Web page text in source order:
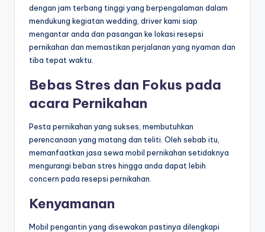
dengan jam terbang tinggi yang berpengalaman dalam
mendukung kegiatan wedding, driver kami siap
mengantar anda dan pasangan ke lokasi resepsi
pernikahan dan memastikan perjalanan yang nyaman dan
tiba tepat waktu.
Bebas Stres dan Fokus pada
acara Pernikahan
Pesta pernikahan yang sukses, membutuhkan
perencanaan yang matang dan teliti. Oleh sebab itu,
memanfaatkan jasa sewa mobil pernikahan setidaknya
mengurangi beban stres hingga anda dapat lebih
concern pada resepsi pernikahan.
Kenyamanan
Mobil pengantin yang disewakan pastinya dilengkapi